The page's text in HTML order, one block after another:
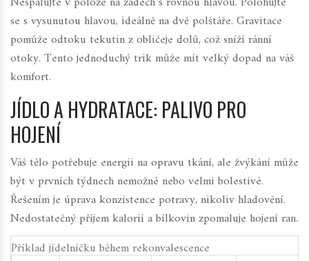
se s vysunutou hlavou, ideálně na dvě polštáře. Gravitace
pomůže odtoku tekutin z obličeje dolů, což sníží ránní
otoky. Tento jednoduchý trik může mít velký dopad na váš
komfort.
JÍDLO A HYDRATACE: PALIVO PRO
HOJENÍ
Váš tělo potřebuje energii na opravu tkání, ale žvýkání může
být v prvních týdnech nemožné nebo velmi bolestivé.
Řešením je úprava konzistence potravy, nikoliv hladovění.
Nedostatečný příjem kalorií a bílkovin zpomaluje hojení ran.
Příklad jídelníčku během rekonvalescence